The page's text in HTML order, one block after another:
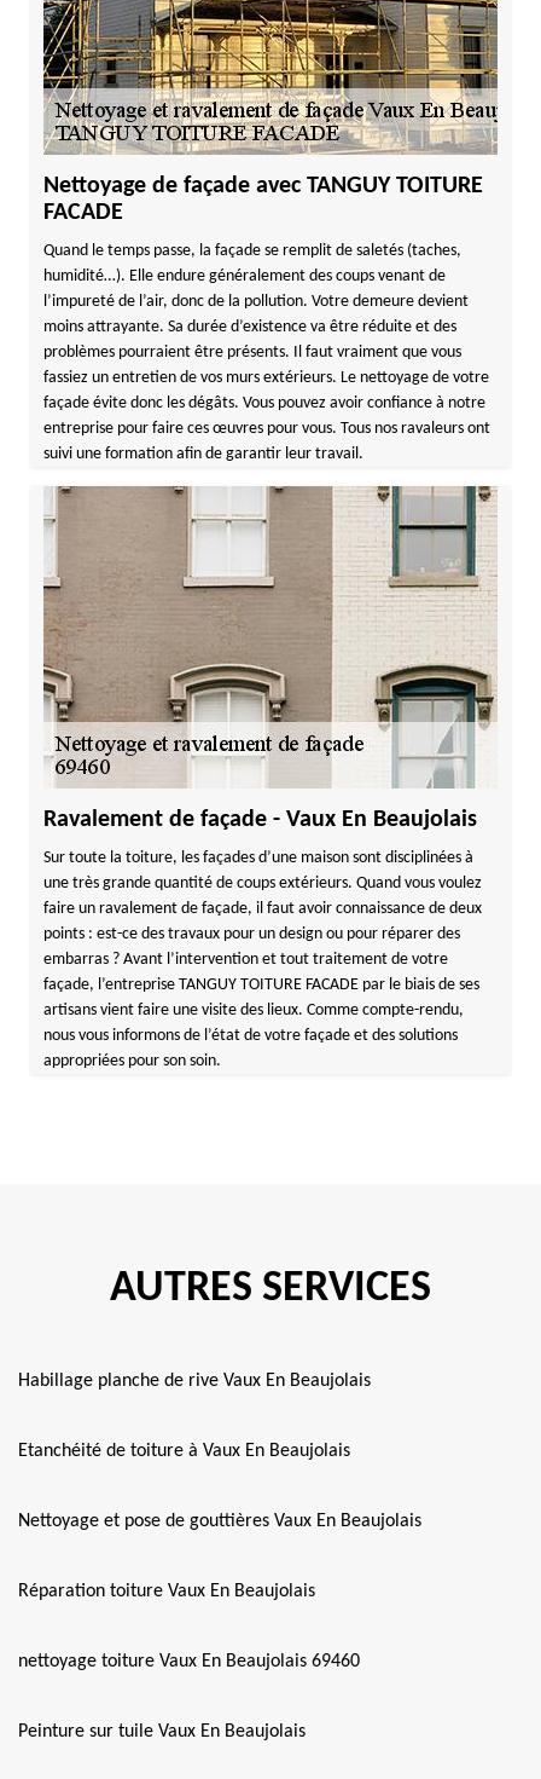
Nettoyage de façade avec TANGUY TOITURE
FACADE
Quand le temps passe, la façade se remplit de saletés (taches,
humidité…). Elle endure généralement des coups venant de
l’impureté de l’air, donc de la pollution. Votre demeure devient
moins attrayante. Sa durée d’existence va être réduite et des
problèmes pourraient être présents. Il faut vraiment que vous
fassiez un entretien de vos murs extérieurs. Le nettoyage de votre
façade évite donc les dégâts. Vous pouvez avoir confiance à notre
entreprise pour faire ces œuvres pour vous. Tous nos ravaleurs ont
suivi une formation afin de garantir leur travail.
Ravalement de façade - Vaux En Beaujolais
Sur toute la toiture, les façades d’une maison sont disciplinées à
une très grande quantité de coups extérieurs. Quand vous voulez
faire un ravalement de façade, il faut avoir connaissance de deux
points : est-ce des travaux pour un design ou pour réparer des
embarras ? Avant l’intervention et tout traitement de votre
façade, l’entreprise TANGUY TOITURE FACADE par le biais de ses
artisans vient faire une visite des lieux. Comme compte-rendu,
nous vous informons de l’état de votre façade et des solutions
appropriées pour son soin.
AUTRES SERVICES
Habillage planche de rive Vaux En Beaujolais
Etanchéité de toiture à Vaux En Beaujolais
Nettoyage et pose de gouttières Vaux En Beaujolais
Réparation toiture Vaux En Beaujolais
nettoyage toiture Vaux En Beaujolais 69460
Peinture sur tuile Vaux En Beaujolais